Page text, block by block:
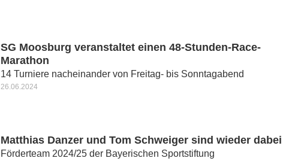
SG Moosburg veranstaltet einen 48-Stunden-Race-
Marathon
14 Turniere nacheinander von Freitag- bis Sonntagabend
26.06.2024
Matthias Danzer und Tom Schweiger sind wieder dabei
Förderteam 2024/25 der Bayerischen Sportstiftung